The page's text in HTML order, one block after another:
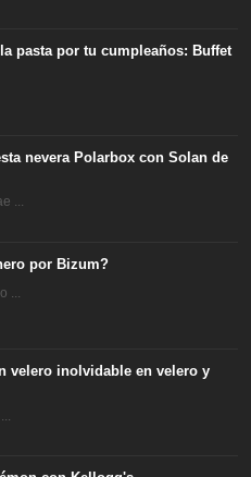
pasta por tu cumpleaños: Buffet
nevera Polarbox con Solan de
...
por Bizum?
...
velero inolvidable en velero y